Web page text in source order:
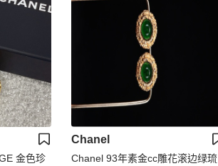
金色珍
Chanel
Chanel 93年素金cc雕花滚边绿琉